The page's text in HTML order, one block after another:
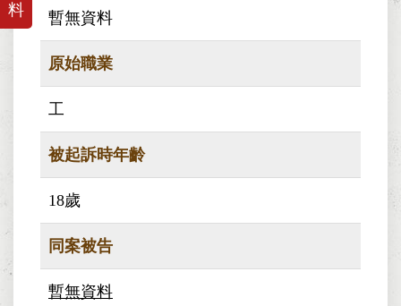
料
暫無資料
原始職業
工
被起訴時年齡
18歲
同案被告
暫無資料